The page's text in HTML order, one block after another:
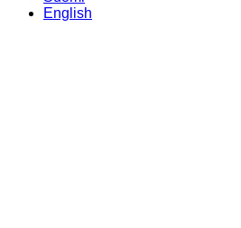
English